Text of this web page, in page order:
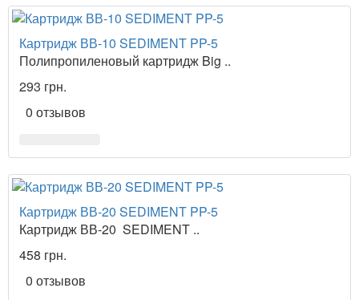
Картридж ВВ-10 SEDIMENT PP-5
Полипропиленовый картридж Big ..
293 грн.
0 отзывов
Картридж ВВ-20 SEDIMENT PP-5
Картридж ВВ-20 SEDIMENT ..
458 грн.
0 отзывов